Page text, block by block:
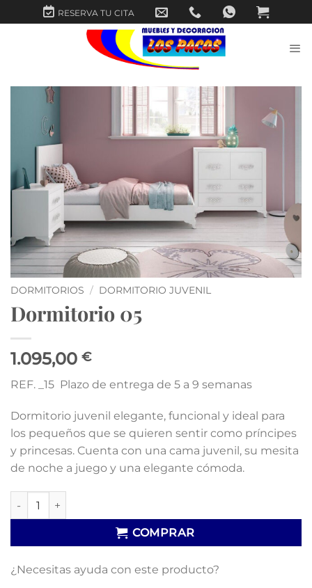
al
RESERVA TU CITA
DORMITORIOS / DORMITORIO JUVENIL
Dormitorio 05
1.095,00 €
REF. _15 Plazo de entrega de 5 a 9 semanas
Dormitorio juvenil elegante, funcional y ideal para
los pequeños que se quieren sentir como príncipes
y princesas. Cuenta con una cama juvenil, su mesita
de noche a juego y una elegante cómoda.
Dormitorio 05 cantidad
COMPRAR
¿Necesitas ayuda con este producto?